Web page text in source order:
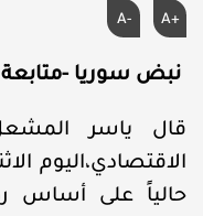
A+
A-
نبض سوريا -متابعة
قال ياسر
الاقتصادي،اليوم
حالياً على أساس